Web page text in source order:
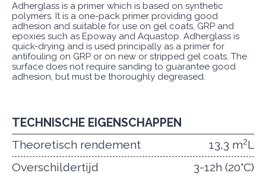
Adherglass is a primer which is based on synthetic
polymers. It is a one-pack primer providing good
adhesion and suitable for use on gel coats, GRP and
epoxies such as Epoway and Aquastop. Adherglass is
quick-drying and is used principally as a primer for
antifouling on GRP or on new or stripped gel coats. The
surface does not require sanding to guarantee good
adhesion, but must be thoroughly degreased.
TECHNISCHE EIGENSCHAPPEN
Theoretisch rendement
13,3 m2L
Overschildertijd
3-12h (20°C)